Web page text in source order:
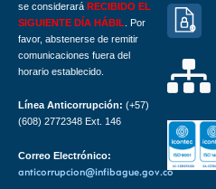
se considerará RECIBIDO EL
SIGUIENTE DÍA HÁBIL . Por
favor, abstenerse de remitir
comunicaciones fuera del
horario establecido.
Línea Anticorrupción: (+57)
(608) 2772348 Ext. 146
Correo Electrónico:
anticorrupcion@infibague.gov.co